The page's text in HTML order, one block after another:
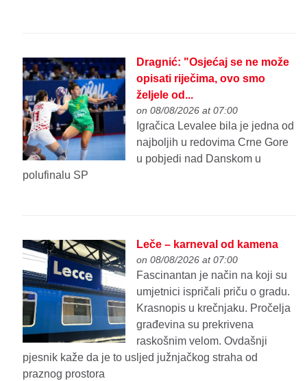
Dragnić: "Osjećaj se ne može
opisati riječima, ovo smo
željele od...
on 08/08/2026 at 07:00
Igračica Levalee bila je jedna od
najboljih u redovima Crne Gore
u pobjedi nad Danskom u
polufinalu SP
Leče – karneval od kamena
on 08/08/2026 at 07:00
Fascinantan je način na koji su
umjetnici ispričali priču o gradu.
Krasnopis u krečnjaku. Pročelja
građevina su prekrivena
raskošnim velom. Ovdašnji
pjesnik kaže da je to usljed južnjačkog straha od
praznog prostora